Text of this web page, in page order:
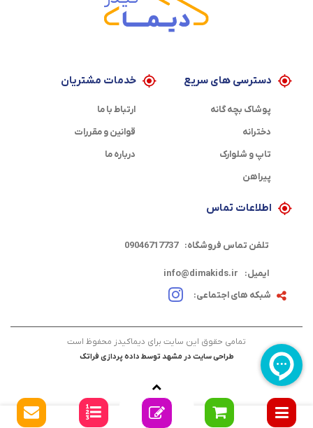
دسترسی های سریع
پوشاک بچه گانه
دخترانه
تاپ و شلوارک
پیراهن
خدمات مشتریان
ارتباط با ما
قوانین و مقررات
درباره ما
اطلاعات تماس
تلفن تماس فروشگاه: 09046717737
ایمیل:
info@dimakids.ir
شبکه های اجتماعی:
تمامی حقوق این سایت برای دیماکیدز محفوظ است
طراحی سایت در مشهد توسط داده پردازی فراتک